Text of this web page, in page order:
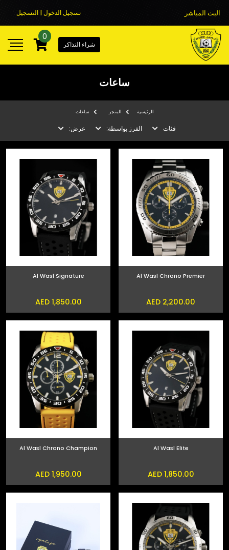
البث المباشر تسجيل الدخول | التسجيل
شراء التذاكر
0
ساعات
الرئيسية المتجر ساعات
فئات الفرز بواسطة: عرض:
Al Wasl Chrono Premier
AED 2,200.00
Al Wasl Signature
AED 1,850.00
Al Wasl Elite
AED 1,850.00
Al Wasl Chrono Champion
AED 1,950.00